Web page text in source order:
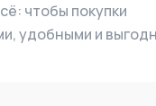
чтобы покупки
удобными и